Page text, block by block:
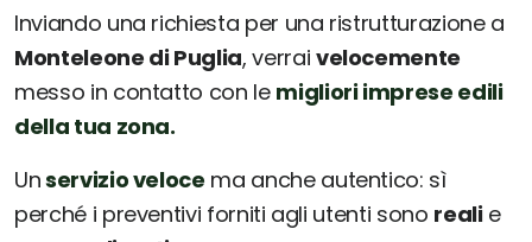
Inviando una richiesta per una ristrutturazione a
Monteleone di Puglia, verrai velocemente
messo in contatto con le migliori imprese edili
della tua zona.
Unservizio veloce ma anche autentico: sì
perché i preventivi forniti agli utenti sono realie